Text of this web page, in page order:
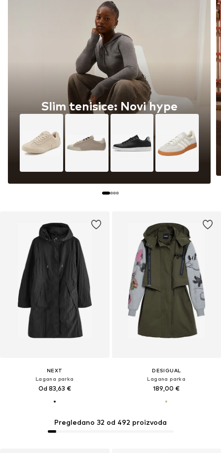
Slim tenisice: Novi hype
NEXT
Lagana parka
Od 83,63 €
DESIGUAL
Lagana parka
189,00 €
Pregledano 32 od 492 proizvoda